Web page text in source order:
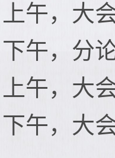
午， 大
午， 分
午， 大
午， 大